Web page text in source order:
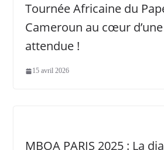
Tournée Africaine du
Cameroun au cœur
attendue !
15 avril 2026
MBOA PARIS 2025 : La